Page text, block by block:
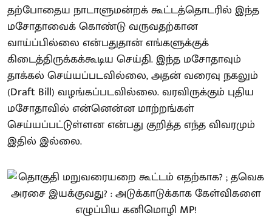
தற்போதைய நாடாளுமன்றக் கூட்டத்தொடரில் இந்த
மசோதாவைக் கொண்டு வருவதற்கான
வாய்ப்பில்லை என்பதுதான் எங்களுக்குக்
கிடைத்திருக்கக்கூடிய செய்தி. இந்த மசோதாவும்
தாக்கல் செய்யப்படவில்லை, அதன் வரைவு நகலும்
(Draft Bill) வழங்கப்படவில்லை. வரவிருக்கும் புதிய
மசோதாவில் என்னென்ன மாற்றங்கள்
செய்யப்பட்டுள்ளன என்பது குறித்த எந்த விவரமும்
இதில் இல்லை.